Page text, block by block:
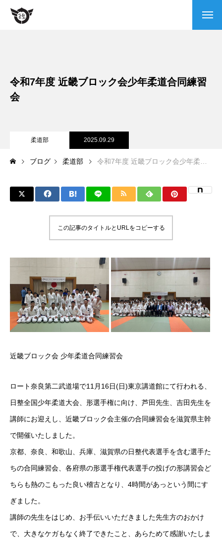
当会の沿革
柔道整復師とは
スポーツ支援・救護活動
活動実績
あなたの町の接(整)骨院
お知らせ
役員紹介
ご入会案内
交通アクセス
プライバシーポリシー
令和7年度 近畿ブロック会少年柔道合同練習
会
柔道部 2025.09.29
ブログ 柔道部 令和7年度 近畿ブロック会少年柔道合同練習会
この記事のタイトルとURLをコピーする
近畿ブロック会 少年柔道合同練習会
ロート奈良第二武道場で11月16日(日)東京講道館にて行われる、
日整全国少年柔道大会、形選手権に向け、芦田先生、吉田先生を
講師にお迎えし、近畿ブロック会主催の合同練習会を滋賀県主幹
で開催いたしました。
京都、奈良、和歌山、兵庫、滋賀県の日整代表選手を含む選手た
ちの合同練習会、各府県の形選手権代表選手の投げの形講習会ど
ちらも熱のこもった良い稽古となり、4時間があっという間にす
ぎました。
講師の先生をはじめ、お手伝いいただきました先生方のおかけ
で、大きなケガもなく終了できたこと、あらためて感謝いたしま